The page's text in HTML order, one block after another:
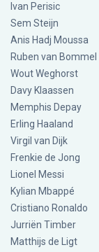
Ivan Perisic
Sem Steijn
Anis Hadj Moussa
Ruben van Bommel
Wout Weghorst
Davy Klaassen
Memphis Depay
Erling Haaland
Virgil van Dijk
Frenkie de Jong
Lionel Messi
Kylian Mbappé
Cristiano Ronaldo
Jurriën Timber
Matthijs de Ligt